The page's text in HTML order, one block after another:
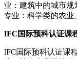
业：建筑中的城市
专业：科学类的农业
IFC国际预科认证课
IFC国际预科认证课